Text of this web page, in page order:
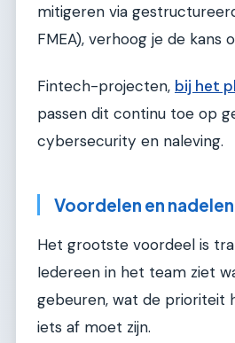
mitigeren via
FMEA), verhoog je de kans
Fintech-projecten, bij het
passen dit continu toe op
cybersecurity en naleving.
Voordelen en nadelen
Het grootste voordeel is
Iedereen in het team ziet
gebeuren, wat de prioriteit
iets af moet zijn.